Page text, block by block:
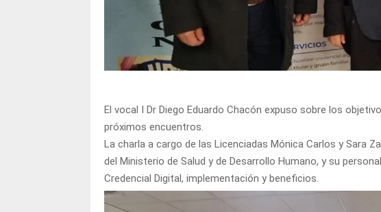
El vocal I Dr Diego Eduardo Chacón expuso sobre los
próximos encuentros.
La charla a cargo de las Licenciadas Mónica Carlos y Sara
del Ministerio de Salud y de Desarrollo Humano, y su
Credencial Digital, implementación y beneficios.